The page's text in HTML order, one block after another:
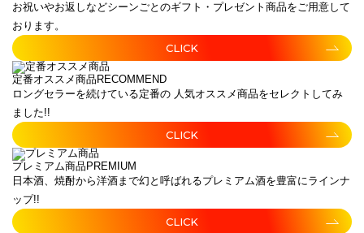
お祝いやお返しなどシーンごとのギフト・プレゼント商品をご用意して
おります。
CLICK
定番オススメ商品 RECOMMEND
ロングセラーを続けている定番の 人気オススメ商品をセレクトしてみ
ました!!
CLICK
プレミアム商品 PREMIUM
日本酒、焼酎から洋酒まで幻と呼ばれるプレミアム酒を豊富にラインナ
ップ!!
CLICK